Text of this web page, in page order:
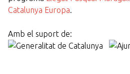
Catalunya Europa.
Amb el suport de: